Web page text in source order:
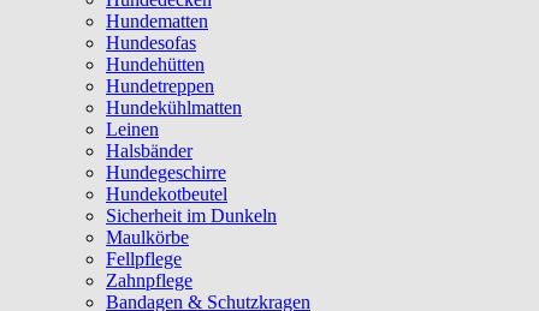
Hundematten
Hundesofas
Hundehütten
Hundetreppen
Hundekühlmatten
Leinen
Halsbänder
Hundegeschirre
Hundekotbeutel
Sicherheit im Dunkeln
Maulkörbe
Fellpflege
Zahnpflege
Bandagen & Schutzkragen